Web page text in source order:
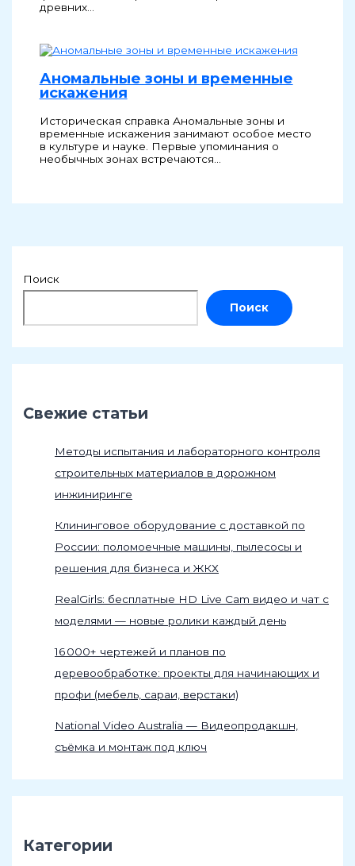
древних…
Аномальные зоны и временные
искажения
Историческая справка Аномальные зоны и
временные искажения занимают особое место
в культуре и науке. Первые упоминания о
необычных зонах встречаются…
Поиск
Поиск
Свежие статьи
Методы испытания и лабораторного контроля
строительных материалов в дорожном
инжиниринге
Клининговое оборудование с доставкой по
России: поломоечные машины, пылесосы и
решения для бизнеса и ЖКХ
RealGirls: бесплатные HD Live Cam видео и чат с
моделями — новые ролики каждый день
16 000+ чертежей и планов по
деревообработке: проекты для начинающих и
профи (мебель, сараи, верстаки)
National Video Australia — Видеопродакшн,
съёмка и монтаж под ключ
Категории